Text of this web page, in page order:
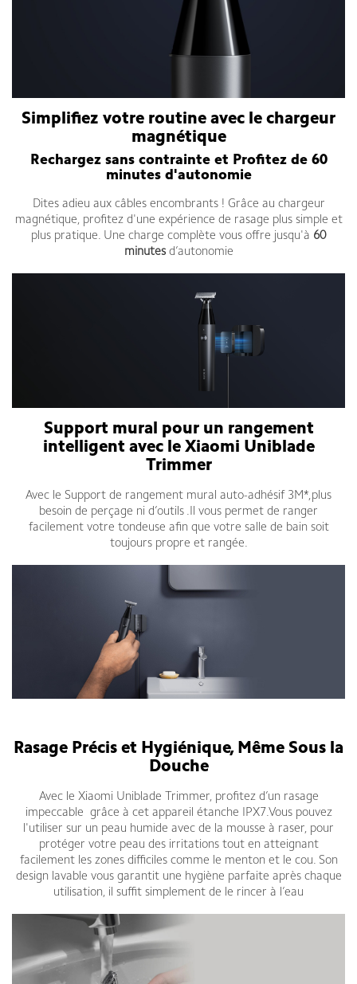
Simplifiez votre routine avec le chargeur
magnétique
Rechargez sans contrainte et Profitez de 60
minutes d'autonomie
Dites adieu aux câbles encombrants ! Grâce au chargeur
magnétique, profitez d'une expérience de rasage plus simple et
plus pratique. Une charge complète vous offre jusqu'à 60
minutesd’autonomie
Support mural pour un rangement
intelligent avec le Xiaomi Uniblade
Trimmer
Avec le Support de rangement mural auto-adhésif 3M*,plus
besoin de perçage ni d’outils .Il vous permet de ranger
facilement votre tondeuse afin que votre salle de bain soit
toujours propre et rangée.
Rasage Précis et Hygiénique, Même Sous la
Douche
Avec le Xiaomi Uniblade Trimmer, profitez d’un rasage
impeccable grâce à cet appareil étanche IPX7.Vous pouvez
l'utiliser sur un peau humide avec de la mousse à raser, pour
protéger votre peau des irritations tout en atteignant
facilement les zones difficiles comme le menton et le cou. Son
design lavable vous garantit une hygiène parfaite après chaque
utilisation, il suffit simplement de le rincer à l’eau